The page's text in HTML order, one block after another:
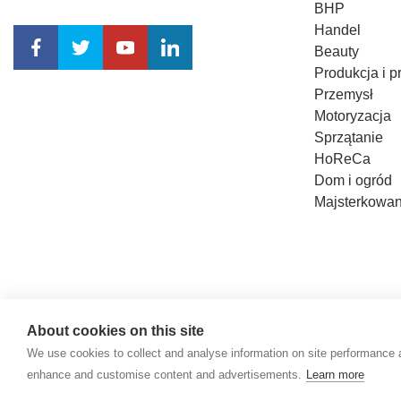
About cookies on this site
We use cookies to collect and analyse information on site
enhance and customise content and advertisements. Learn more
BHP
Handel
Beauty
Produkcja i
Przemysł
Motoryzacja
Sprzątanie
HoReCa
Dom i ogród